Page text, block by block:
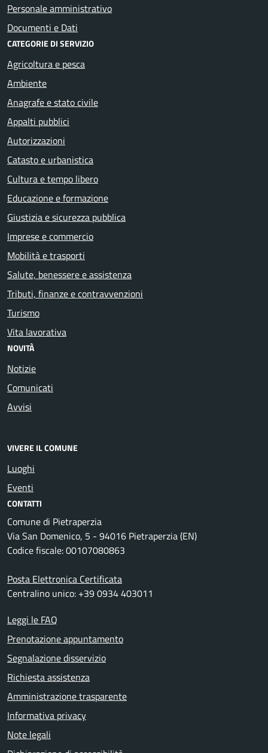
Personale amministrativo
Documenti e Dati
CATEGORIE DI SERVIZIO
Agricoltura e pesca
Ambiente
Anagrafe e stato civile
Appalti pubblici
Autorizzazioni
Catasto e urbanistica
Cultura e tempo libero
Educazione e formazione
Giustizia e sicurezza pubblica
Imprese e commercio
Mobilità e trasporti
Salute, benessere e assistenza
Tributi, finanze e contravvenzioni
Turismo
Vita lavorativa
NOVITÀ
Notizie
Comunicati
Avvisi
VIVERE IL COMUNE
Luoghi
Eventi
CONTATTI
Comune di Pietraperzia
Via San Domenico, 5 - 94016 Pietraperzia (EN)
Codice fiscale: 00107080863
Posta Elettronica Certificata
Centralino unico: +39 0934 403011
Leggi le FAQ
Prenotazione appuntamento
Segnalazione disservizio
Richiesta assistenza
Amministrazione trasparente
Informativa privacy
Note legali